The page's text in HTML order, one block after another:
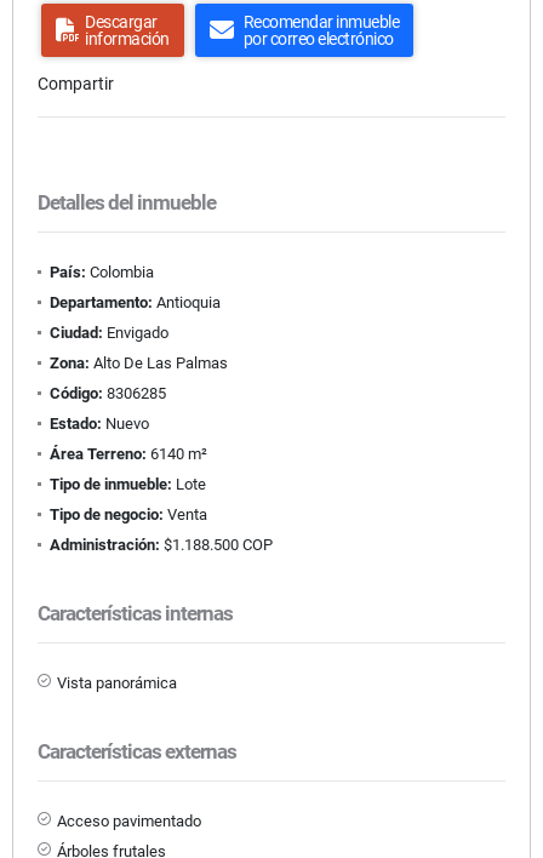
Descargar
información
Recomendar inmueble
por correo electrónico
Compartir
Detalles del inmueble
País: Colombia
Departamento: Antioquia
Ciudad: Envigado
Zona: Alto De Las Palmas
Código: 8306285
Estado: Nuevo
Área Terreno: 6140 m²
Tipo de inmueble: Lote
Tipo de negocio: Venta
Administración: $1.188.500 COP
Características internas
Vista panorámica
Características externas
Acceso pavimentado
Árboles frutales